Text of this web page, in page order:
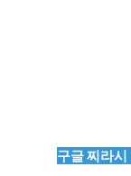
구글 찌라